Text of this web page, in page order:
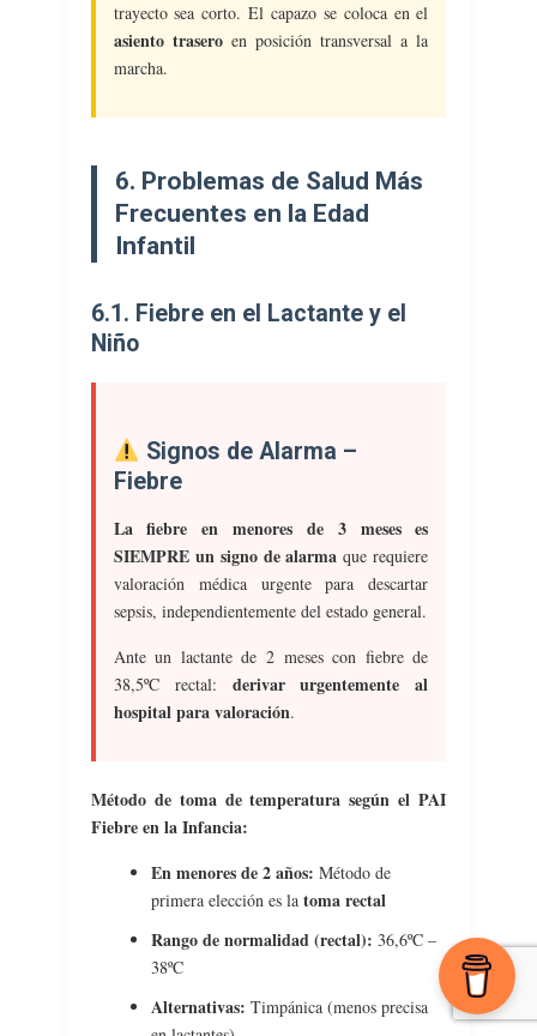
trayecto sea corto. El capazo se coloca en el
asiento traseroen posición transversal a la
marcha.
6. Problemas de Salud Más
Frecuentes en la Edad
Infantil
6.1. Fiebre en el Lactante y el
Niño
Signos de Alarma –
Fiebre
La fiebre en menores de 3 meses es
SIEMPRE un signo de alarma que requiere
valoración médica urgente para descartar
sepsis, independientemente del estado general.
Ante un lactante de 2 meses con fiebre de
38,5ºC rectal: derivar urgentemente al
hospital para valoración.
Método de toma de temperatura según el PAI
Fiebre en la Infancia:
En menores de 2 años: Método de
primera elección es la toma rectal
Rango de normalidad (rectal): 36,6ºC –
38ºC
Alternativas: Timpánica (menos precisa